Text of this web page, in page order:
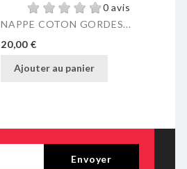
0 avis
NAPPE COTON GORDES...
Prix
20,00 €
Ajouter au panier